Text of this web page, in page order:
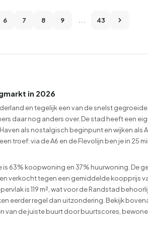
6 7 8 9 ... 43
in 2026
en tegelijk een van de snelst
daar nog anders over. De stad heeft een
als nostalgisch beginpunt en wijken als
troef: via de A6 en de Flevolijn ben je in 25
is 63% koopwoning en 37% huurwoning.
verkocht tegen een gemiddelde koopprijs
is 119 m², wat voor de Randstad
eerder regel dan uitzondering. Bekijk
van de juiste buurt door buurtscores,